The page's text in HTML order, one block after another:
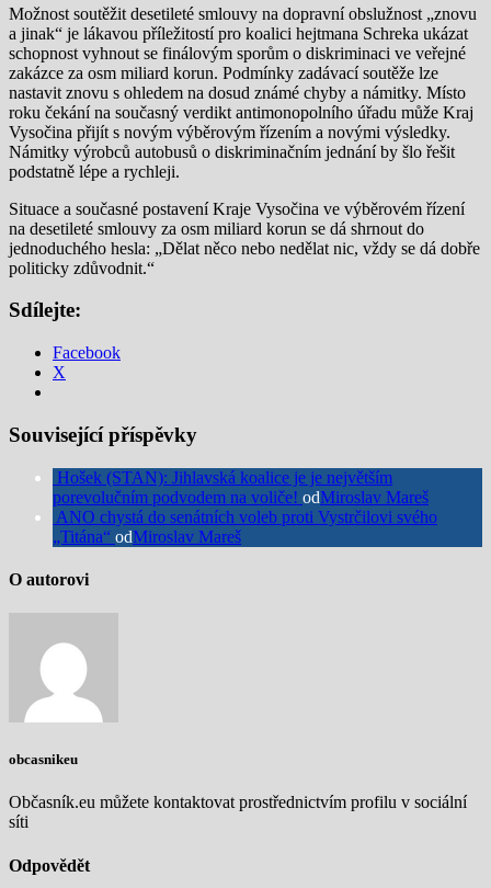
Možnost soutěžit desetileté smlouvy na dopravní obslužnost „znovu
a jinak“ je lákavou příležitostí pro koalici hejtmana Schreka ukázat
schopnost vyhnout se finálovým sporům o diskriminaci ve veřejné
zakázce za osm miliard korun. Podmínky zadávací soutěže lze
nastavit znovu s ohledem na dosud známé chyby a námitky. Místo
roku čekání na současný verdikt antimonopolního úřadu může Kraj
Vysočina přijít s novým výběrovým řízením a novými výsledky.
Námitky výrobců autobusů o diskriminačním jednání by šlo řešit
podstatně lépe a rychleji.
Situace a současné postavení Kraje Vysočina ve výběrovém řízení
na desetileté smlouvy za osm miliard korun se dá shrnout do
jednoduchého hesla: „Dělat něco nebo nedělat nic, vždy se dá dobře
politicky zdůvodnit.“
Sdílejte:
Facebook
X
Související příspěvky
Hošek (STAN): Jihlavská koalice je je největším
porevolučním podvodem na voliče! odMiroslav Mareš
ANO chystá do senátních voleb proti Vystrčilovi svého
„Titána“ odMiroslav Mareš
O autorovi
obcasnikeu
Občasník.eu můžete kontaktovat prostřednictvím profilu v sociální
síti
Odpovědět